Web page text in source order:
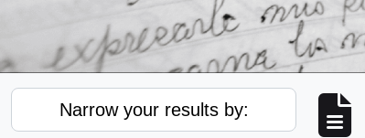
Narrow your results by: